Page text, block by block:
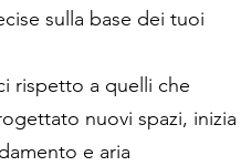
sulla base dei tuoi
rispetto a quelli che
nuovi spazi, inizia
e aria